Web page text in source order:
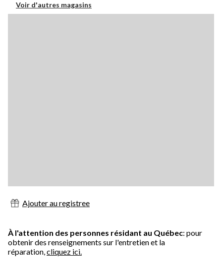
Voir d'autres magasins
Ajouter au registree
À l'attention des personnes résidant au Québec: pour
obtenir des renseignements sur l'entretien et la
réparation,cliquez ici.